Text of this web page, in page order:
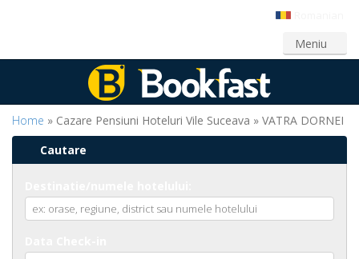
Meniu
Home » Cazare Pensiuni Hoteluri Vile Suceava » VATRA DORNEI
Cautare